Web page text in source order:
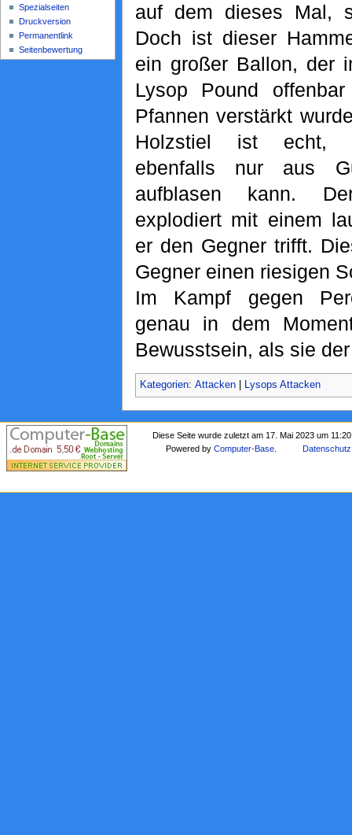
auf dem dieses Mal,
Doch ist dieser
ein großer Ballon, der
Lysop Pound
Pfannen verstärkt
Holzstiel ist echt,
ebenfalls nur aus
aufblasen kann.
explodiert mit einem
er den Gegner trifft.
Gegner einen riesigen
Im Kampf gegen
genau in dem
Bewusstsein, als sie
Kategorien: Attacken| Lysops Attacken
Spezialseiten
Druckversion
Permanentlink
Seitenbewertung
Diese Seite wurde zuletzt am 17. Mai 2023 um
Powered byComputer-Base Datenschutz